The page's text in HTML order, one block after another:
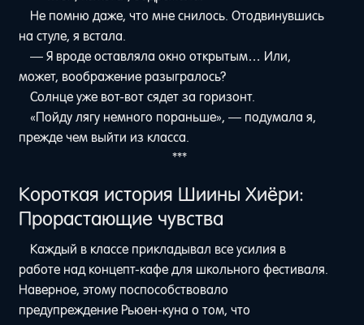
Не помню даже, что мне снилось. Отодвинувшись
на стуле, я встала.
— Я вроде оставляла окно открытым… Или,
может, воображение разыгралось?
Солнце уже вот-вот сядет за горизонт.
«Пойду лягу немного пораньше», — подумала я,
прежде чем выйти из класса.
***
Короткая история Шиины Хиёри:
Прорастающие чувства
Каждый в классе прикладывал все усилия в
работе над концепт-кафе для школьного фестиваля.
Наверное, этому поспособствовало
предупреждение Рьюен-куна о том, что